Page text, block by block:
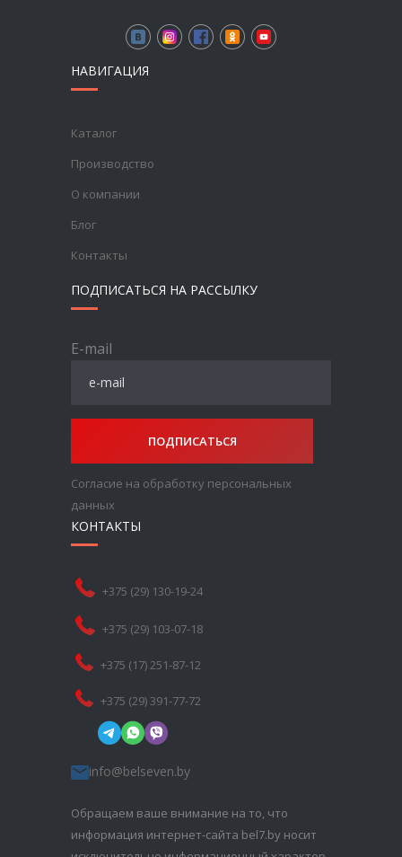
НАВИГАЦИЯ
Каталог
Производство
О компании
Блог
Контакты
ПОДПИСАТЬСЯ НА РАССЫЛКУ
E-mail
ПОДПИСАТЬСЯ
Согласие на обработку персональных
данных
КОНТАКТЫ
+375 (29) 130-19-24
+375 (29) 103-07-18
+375 (17) 251-87-12
+375 (29) 391-77-72
info@belseven.by
Обращаем ваше внимание на то, что
информация интернет-сайта bel7.by носит